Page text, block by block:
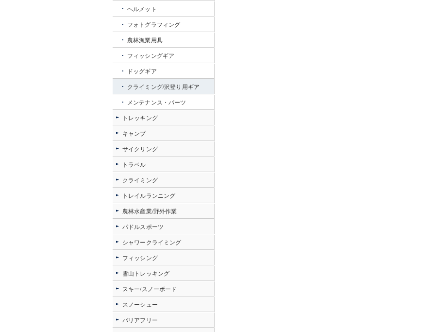
ヘルメット
フォトグラフィング
農林漁業用具
フィッシングギア
ドッグギア
クライミング/沢登り用ギア
メンテナンス・パーツ
トレッキング
キャンプ
サイクリング
トラベル
クライミング
トレイルランニング
農林水産業/野外作業
パドルスポーツ
シャワークライミング
フィッシング
雪山トレッキング
スキー/スノーボード
スノーシュー
バリアフリー